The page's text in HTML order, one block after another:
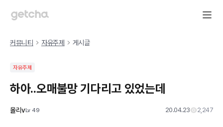
커뮤니티 자유주제 게시글
자유주제
하아..오매불망 기다리고 있었는데
올리vLv49 20.04.23 2,247